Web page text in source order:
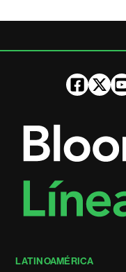
LATINOAMÉRICA